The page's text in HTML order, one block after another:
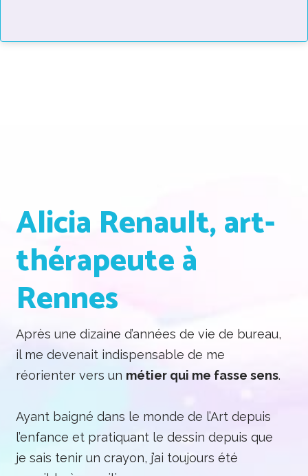
Alicia Renault, art-
thérapeute à
Rennes
Après une dizaine d’années de vie de bureau,
il me devenait indispensable de me
réorienter vers un métier qui me fasse sens.
Ayant baigné dans le monde de l’Art depuis
l’enfance et pratiquant le dessin depuis que
je sais tenir un crayon, j’ai toujours été